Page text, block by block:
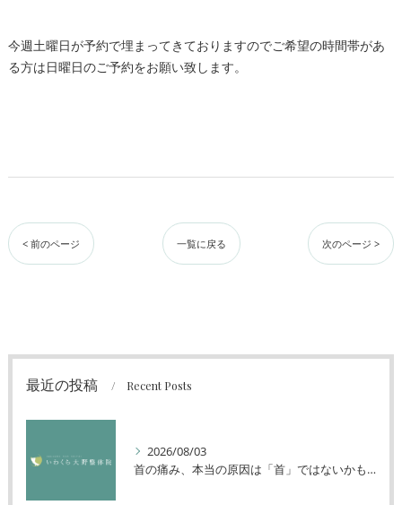
今週土曜日が予約で埋まってきておりますのでご希望の時間帯があ
る方は日曜日のご予約をお願い致します。
< 前のページ 一覧に戻る 次のページ >
最近の投稿 Recent Posts
2026/08/03
首の痛み、本当の原因は「首」ではないかもしれません